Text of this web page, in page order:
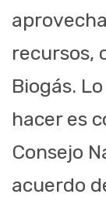
recursos,
Biogás.
hacer es
Consejo
acuerdo